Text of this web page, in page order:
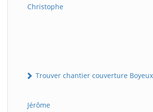
Christophe
Trouver chantier couverture
Jérôme